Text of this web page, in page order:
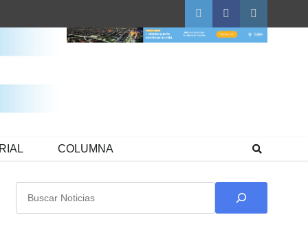
TwitterFacebookInstagram
COLUMNA